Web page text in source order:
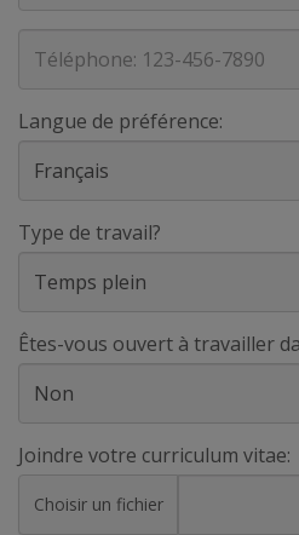
Langue de préférence:
Type de travail?
Êtes-vous ouvert à travailler
Joindre votre curriculum vitae:
Choisir un fichier